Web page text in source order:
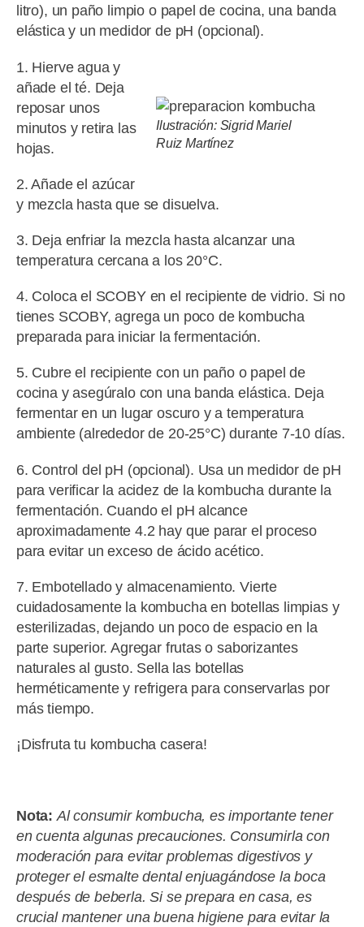
litro), un paño limpio o papel de cocina, una banda
elástica y un medidor de pH (opcional).
Ilustración: Sigrid Mariel
Ruiz Martínez
1. Hierve agua y
añade el té. Deja
reposar unos
minutos y retira las
hojas.
2. Añade el azúcar
y mezcla hasta que se disuelva.
3. Deja enfriar la mezcla hasta alcanzar una
temperatura cercana a los 20°C.
4. Coloca el SCOBY en el recipiente de vidrio. Si no
tienes SCOBY, agrega un poco de kombucha
preparada para iniciar la fermentación.
5. Cubre el recipiente con un paño o papel de
cocina y asegúralo con una banda elástica. Deja
fermentar en un lugar oscuro y a temperatura
ambiente (alrededor de 20-25°C) durante 7-10 días.
6. Control del pH (opcional). Usa un medidor de pH
para verificar la acidez de la kombucha durante la
fermentación. Cuando el pH alcance
aproximadamente 4.2 hay que parar el proceso
para evitar un exceso de ácido acético.
7. Embotellado y almacenamiento. Vierte
cuidadosamente la kombucha en botellas limpias y
esterilizadas, dejando un poco de espacio en la
parte superior. Agregar frutas o saborizantes
naturales al gusto. Sella las botellas
herméticamente y refrigera para conservarlas por
más tiempo.
¡Disfruta tu kombucha casera!
Nota: Al consumir kombucha, es importante tener
en cuenta algunas precauciones. Consumirla con
moderación para evitar problemas digestivos y
proteger el esmalte dental enjuagándose la boca
después de beberla. Si se prepara en casa, es
crucial mantener una buena higiene para evitar la